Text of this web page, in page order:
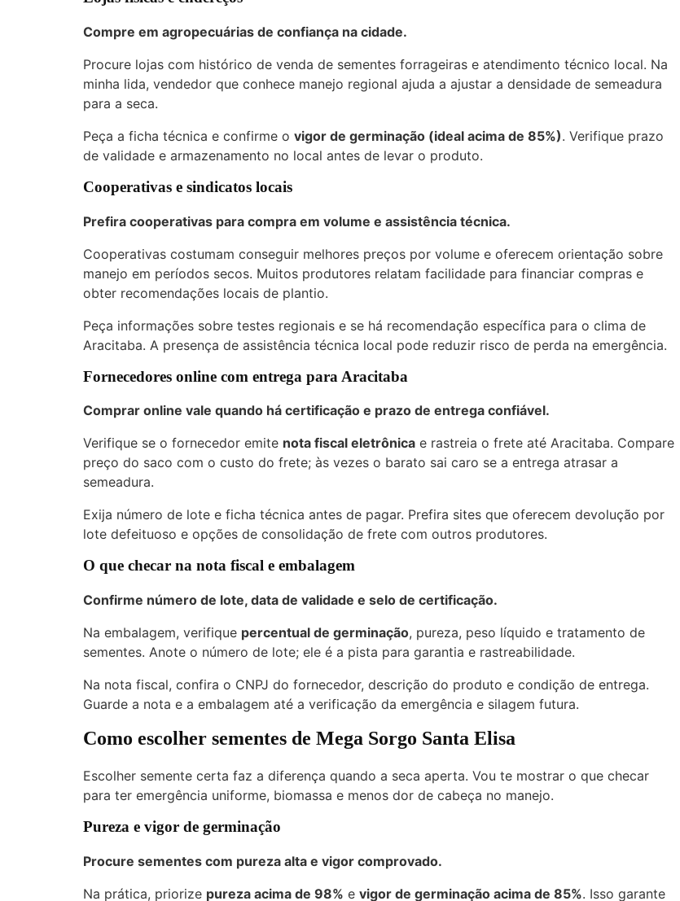
Compre em agropecuárias de confiança na cidade.
Procure lojas com histórico de venda de sementes forrageiras e atendimento técnico local. Na
minha lida, vendedor que conhece manejo regional ajuda a ajustar a densidade de semeadura
para a seca.
Peça a ficha técnica e confirme o vigor de germinação (ideal acima de 85%). Verifique prazo
de validade e armazenamento no local antes de levar o produto.
Cooperativas e sindicatos locais
Prefira cooperativas para compra em volume e assistência técnica.
Cooperativas costumam conseguir melhores preços por volume e oferecem orientação sobre
manejo em períodos secos. Muitos produtores relatam facilidade para financiar compras e
obter recomendações locais de plantio.
Peça informações sobre testes regionais e se há recomendação específica para o clima de
Aracitaba. A presença de assistência técnica local pode reduzir risco de perda na emergência.
Fornecedores online com entrega para Aracitaba
Comprar online vale quando há certificação e prazo de entrega confiável.
Verifique se o fornecedor emite nota fiscal eletrônica e rastreia o frete até Aracitaba. Compare
preço do saco com o custo do frete; às vezes o barato sai caro se a entrega atrasar a
semeadura.
Exija número de lote e ficha técnica antes de pagar. Prefira sites que oferecem devolução por
lote defeituoso e opções de consolidação de frete com outros produtores.
O que checar na nota fiscal e embalagem
Confirme número de lote, data de validade e selo de certificação.
Na embalagem, verifique percentual de germinação, pureza, peso líquido e tratamento de
sementes. Anote o número de lote; ele é a pista para garantia e rastreabilidade.
Na nota fiscal, confira o CNPJ do fornecedor, descrição do produto e condição de entrega.
Guarde a nota e a embalagem até a verificação da emergência e silagem futura.
Como escolher sementes de Mega Sorgo Santa Elisa
Escolher semente certa faz a diferença quando a seca aperta. Vou te mostrar o que checar
para ter emergência uniforme, biomassa e menos dor de cabeça no manejo.
Pureza e vigor de germinação
Procure sementes com pureza alta e vigor comprovado.
Na prática, priorize pureza acima de 98% e vigor de germinação acima de 85%. Isso garante